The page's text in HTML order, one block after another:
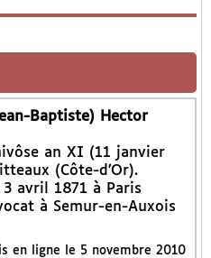
Baptiste) Hector
an XI (11 janvier
(Côte-d’Or).
3 avril 1871 à Paris
à Semur-en-Auxois
en ligne le 5 novembre 2010